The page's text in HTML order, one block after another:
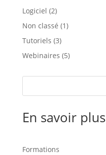
Logiciel (2)
Non classé (1)
Tutoriels (3)
Webinaires (5)
En savoir plus
Formations